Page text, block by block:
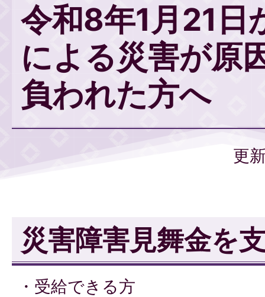
令和8年1月21日
による災害が原
負われた方へ
更
災害障害見舞金を
・受給できる方